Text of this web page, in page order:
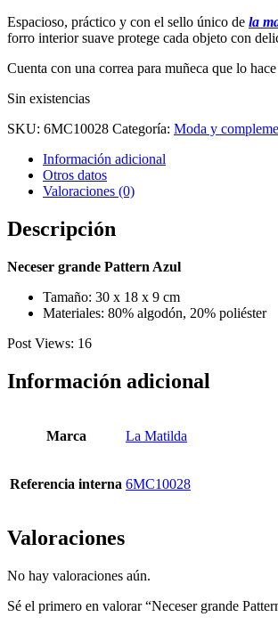
Espacioso, práctico y con el sello único de la
forro interior suave protege cada objeto con
Cuenta con una correa para muñeca que lo
Sin existencias
SKU: 6MC10028 Categoría: Moda y
Información adicional
Otros datos
Valoraciones (0)
Descripción
Neceser grande Pattern Azul
Tamaño: 30 x 18 x 9 cm
Materiales: 80% algodón, 20% poliéster
Post Views: 16
Información adicional
Marca La Matilda
Referencia interna 6MC10028
Valoraciones
No hay valoraciones aún.
Sé el primero en valorar “Neceser grande